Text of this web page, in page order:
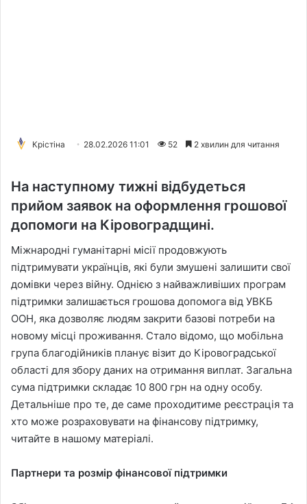
Крістіна 28.02.2026 11:01 52 2 хвилин для читання
На наступному тижні відбудеться
прийом заявок на оформлення грошової
допомоги на Кіровоградщині.
Міжнародні гуманітарні місії продовжують
підтримувати українців, які були змушені залишити свої
домівки через війну. Однією з найважливіших програм
підтримки залишається грошова допомога від УВКБ
ООН, яка дозволяє людям закрити базові потреби на
новому місці проживання. Стало відомо, що мобільна
група благодійників планує візит до Кіровоградської
області для збору даних на отримання виплат. Загальна
сума підтримки складає 10 800 грн на одну особу.
Детальніше про те, де саме проходитиме реєстрація та
хто може розраховувати на фінансову підтримку,
читайте в нашому матеріалі.
Партнери та розмір фінансової підтримки